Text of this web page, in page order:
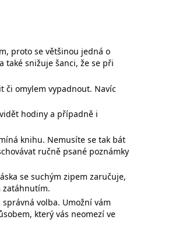
proto se většinou jedná o
také snižuje šanci, že se při
či omylem vypadnout. Navíc
hodiny a případně i
knihu. Nemusíte se tak bát
ručně psané poznámky
se suchým zipem zaručuje,
zatáhnutím.
volba. Umožní vám
který vás neomezí ve